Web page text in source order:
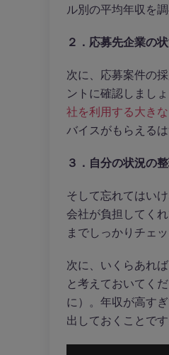
ル別の平均年収を調
２．応募先企業の
次に、応募案件の
ントに確認しまし
社を利用する大き
バイスがもらえるは
３．自分の状況の
そして忘れてはい
会社が負担してく
までしっかりチェ
次に、いくらあれ
と考えておいてく
に）。年収が高す
出しておくことです